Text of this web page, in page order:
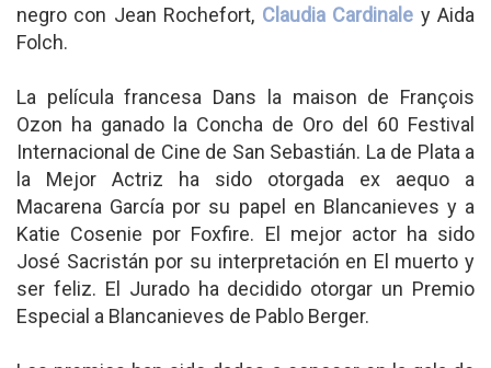
negro con Jean Rochefort, Claudia Cardinale y Aida
Folch.
La película francesa Dans la maison de François
Ozon ha ganado la Concha de Oro del 60 Festival
Internacional de Cine de San Sebastián. La de Plata a
la Mejor Actriz ha sido otorgada ex aequo a
Macarena García por su papel en Blancanieves y a
Katie Cosenie por Foxfire. El mejor actor ha sido
José Sacristán por su interpretación en El muerto y
ser feliz. El Jurado ha decidido otorgar un Premio
Especial a Blancanieves de Pablo Berger.